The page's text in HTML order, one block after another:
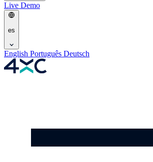
Live Demo
es
English Português Deutsch